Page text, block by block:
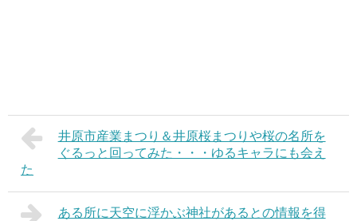
井原市産業まつり＆井原桜まつりや桜の名所を
ぐるっと回ってみた・・・ゆるキャラにも会え
た
ある所に天空に浮かぶ神社があるとの情報を得